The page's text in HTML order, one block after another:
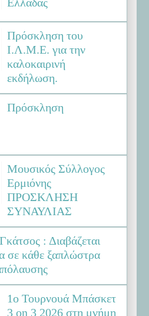
Πρόσκληση του
Ι.Λ.Μ.Ε. για την
καλοκαιρινή
εκδήλωση.
Πρόσκληση
Μουσικός Σύλλογος
Ερμιόνης
ΠΡΟΣΚΛΗΣΗ
ΣΥΝΑΥΛΙΑΣ
: Διαβάζεται
σε κάθε ξαπλώστρα
1ο Τουρνουά Μπάσκετ
3 on 3 2026 στη μνήμη